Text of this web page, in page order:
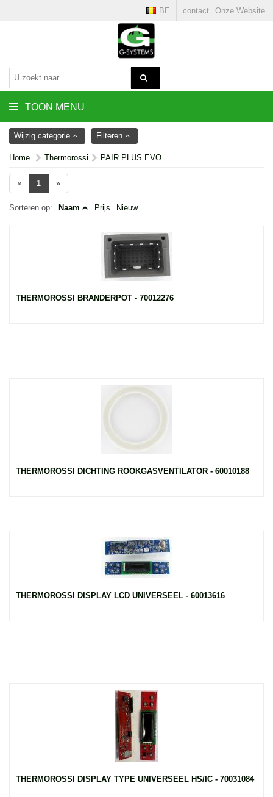
contact Onze Website
BE
TOON MENU
Wijzig categorie Filteren
Home Thermorossi PAIR PLUS EVO
« 1 »
Sorteren op: Naam Prijs Nieuw
THERMOROSSI BRANDERPOT - 70012276
THERMOROSSI DICHTING ROOKGASVENTILATOR - 60010188
THERMOROSSI DISPLAY LCD UNIVERSEEL - 60013616
THERMOROSSI DISPLAY TYPE UNIVERSEEL HS/IC - 70031084